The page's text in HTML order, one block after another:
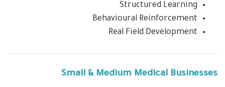
Structured Learning
Behavioural Reinforcement
Real Field Development
Small & Medium Medical Businesses